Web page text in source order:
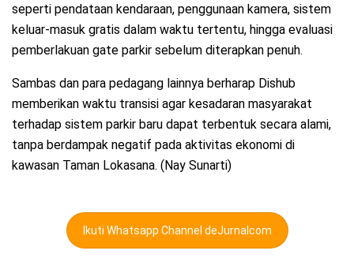
seperti pendataan kendaraan, penggunaan kamera, sistem
keluar-masuk gratis dalam waktu tertentu, hingga evaluasi
pemberlakuan gate parkir sebelum diterapkan penuh.
Sambas dan para pedagang lainnya berharap Dishub
memberikan waktu transisi agar kesadaran masyarakat
terhadap sistem parkir baru dapat terbentuk secara alami,
tanpa berdampak negatif pada aktivitas ekonomi di
kawasan Taman Lokasana. (Nay Sunarti)
Ikuti Whatsapp Channel deJurnalcom